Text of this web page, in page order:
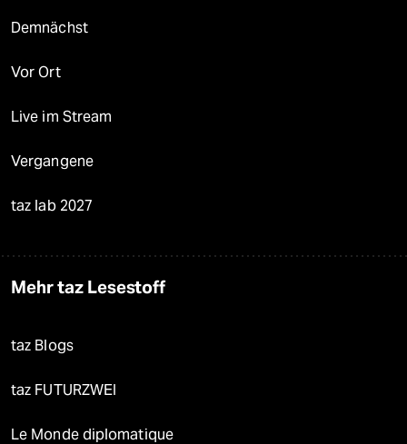
Demnächst
Vor Ort
Live im Stream
Vergangene
taz lab 2027
Mehr taz Lesestoff
taz Blogs
taz FUTURZWEI
Le Monde diplomatique